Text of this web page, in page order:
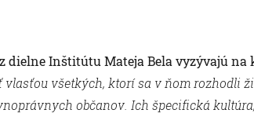
dielne Inštitútu Mateja Bela vyzývajú
vlasťou všetkých, ktorí sa v ňom rozhodli
občanov. Ich špecifická